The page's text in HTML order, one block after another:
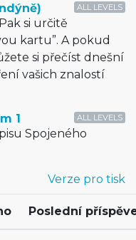
ALL LEVELS
si určitě
kartu”. A pokud
si přečíst dnešní
vašich znalostí
ALL LEVELS
1
Spojeného
Verze pro tisk
Poslední